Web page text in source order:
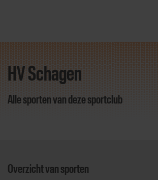
Direct door naar content
HV Schagen
Alle sporten van deze sportclub
Overzicht van sporten